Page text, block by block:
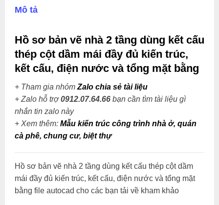
Mô tả
Hồ sơ bản vẽ nhà 2 tầng dùng kết cấu
thép cột dầm mái đầy đủ kiến trúc,
kết cấu, điện nước và tổng mặt bằng
+ Tham gia nhóm Zalo chia sẻ tài liệu
+ Zalo hỗ trợ0912.07.64.66bạn cần tìm tài liệu gì
nhắn tin zalo này
+ Xem thêm: Mẫu kiến trúc công trình nhà ở, quán
cà phê, chung cư, biệt thự
Hồ sơ bản vẽ nhà 2 tầng dùng kết cấu thép cột dầm
mái đầy đủ kiến trúc, kết cấu, điện nước và tổng mặt
bằng file autocad cho các bạn tải về kham khảo